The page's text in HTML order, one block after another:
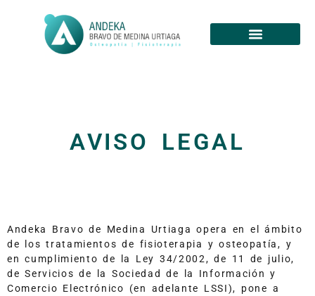
AVISO LEGAL
Andeka Bravo de Medina Urtiaga opera en el ámbito
de los tratamientos de fisioterapia y osteopatía, y
en cumplimiento de la Ley 34/2002, de 11 de julio,
de Servicios de la Sociedad de la Información y
Comercio Electrónico (en adelante LSSI), pone a